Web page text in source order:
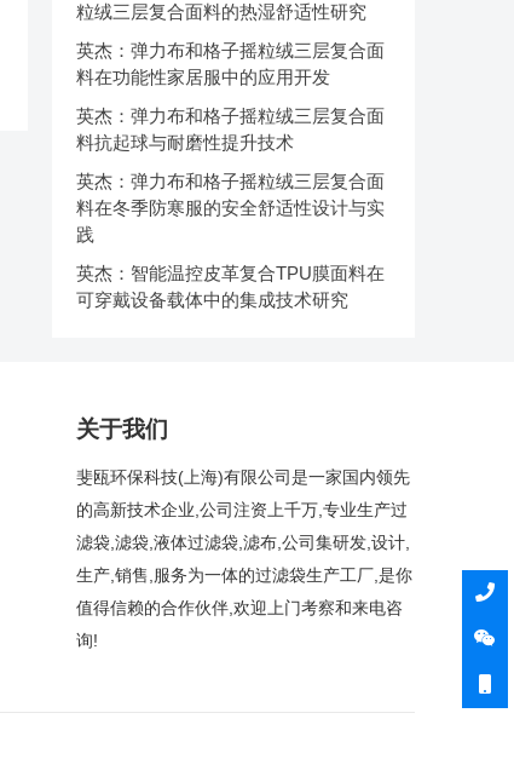
粒绒三层复合面料的热湿舒适性研究
英杰：弹力布和格子摇粒绒三层复合面
料在功能性家居服中的应用开发
英杰：弹力布和格子摇粒绒三层复合面
料抗起球与耐磨性提升技术
英杰：弹力布和格子摇粒绒三层复合面
料在冬季防寒服的安全舒适性设计与实
践
英杰：智能温控皮革复合TPU膜面料在
可穿戴设备载体中的集成技术研究
关于我们
斐瓯环保科技(上海)有限公司是一家国内领先
的高新技术企业,公司注资上千万,专业生产过
滤袋,滤袋,液体过滤袋,滤布,公司集研发,设计,
生产,销售,服务为一体的过滤袋生产工厂,是你
值得信赖的合作伙伴,欢迎上门考察和来电咨
询!